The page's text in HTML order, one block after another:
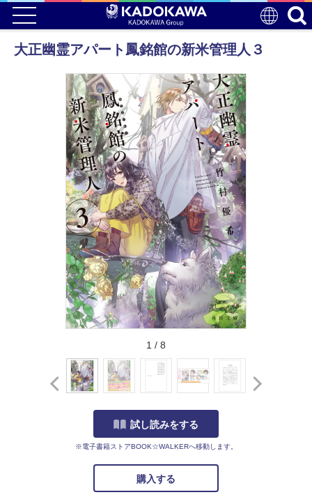
大正幽霊アパート鳳銘館の新米管理人３
1 / 8
試し読みをする
※電子書籍ストアBOOK☆WALKERへ移動します。
購入する